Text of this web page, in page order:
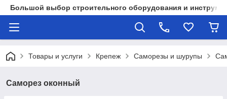
Большой выбор строительного оборудования и
Товары и услуги Крепеж Саморезы и шурупы
Саморез оконный